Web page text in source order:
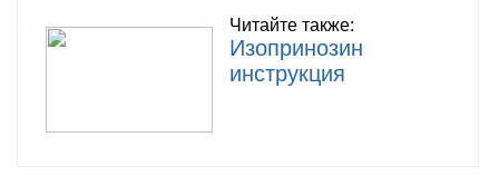
Читайте также:
Изопринозин
инструкция